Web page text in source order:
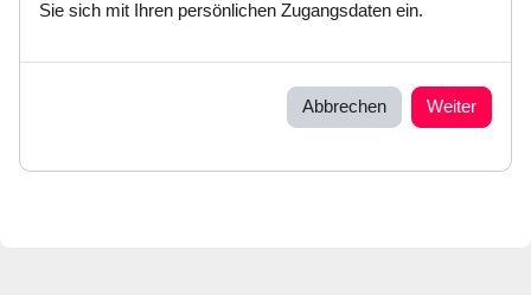
Sie sich mit Ihren persönlichen Zugangsdaten ein.
Abbrechen Weiter